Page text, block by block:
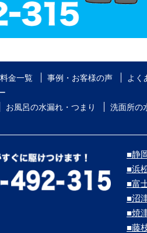
料金一覧 事例・お客様の声 よく
お風呂の水漏れ・つまり 洗面所の
■静
■浜
■富
■沼
■焼
■藤